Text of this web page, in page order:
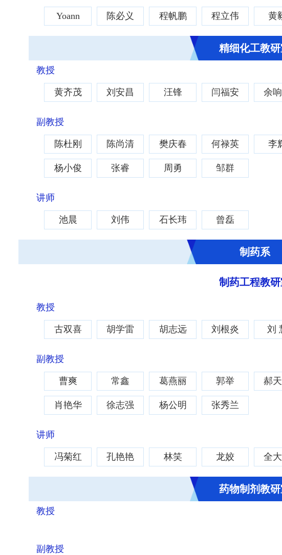
Yoann 陈必义 程帆鹏 程立伟 黄
精细化工教
教授
黄齐茂 刘安昌 汪锋 闫福安 余
副教授
陈杜刚 陈尚清 樊庆春 何禄英 李
杨小俊 张睿 周勇 邹群
讲师
池晨 刘伟 石长玮 曾磊
制药系
制药工程教
教授
古双喜 胡学雷 胡志远 刘根炎 刘
副教授
曹爽 常鑫 葛燕丽 郭举 郝
肖艳华 徐志强 杨公明 张秀兰
讲师
冯菊红 孔艳艳 林笑 龙姣 全
药物制剂教
教授
副教授